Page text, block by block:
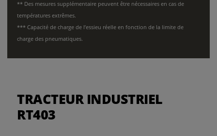
** Des mesures supplémentaire peuvent être nécessaires en cas de
températures extrêmes.
*** Capacité de charge de l’essieu réelle en fonction de la limite de
charge des pneumatiques.
TRACTEUR INDUSTRIEL
RT403